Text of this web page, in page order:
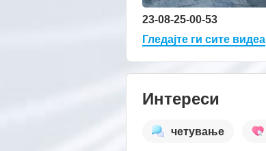
23-08-25-00-53
Гледајте ги сите видеа
Интереси
четување